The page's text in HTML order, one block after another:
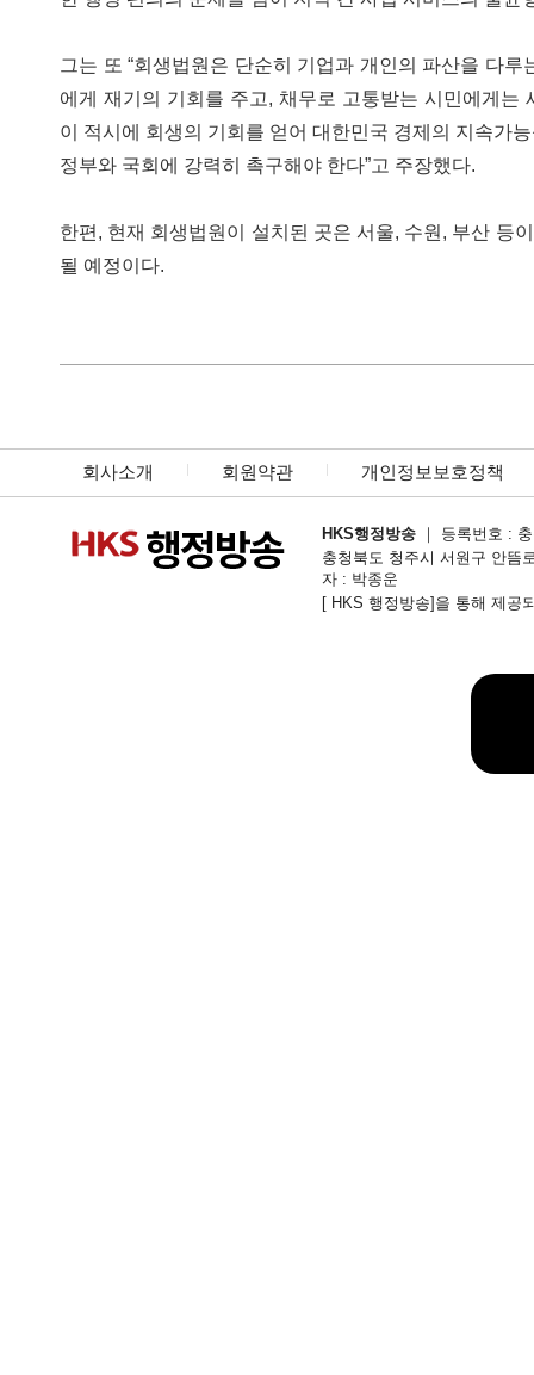
그는 또 “회생법원은 단순히 기업과 개인의 파산을 다
에게 재기의 기회를 주고, 채무로 고통받는 시민에게는
이 적시에 회생의 기회를 얻어 대한민국 경제의 지속가
정부와 국회에 강력히 촉구해야 한다”고 주장했다.
한편, 현재 회생법원이 설치된 곳은 서울, 수원, 부산 등
될 예정이다.
회사소개 회원약관 개인정보보호정책
HKS행정방송 ｜ 등록번호 :
충청북도 청주시 서원구 안뜸
자 : 박종운
[ HKS 행정방송]을 통해 제공